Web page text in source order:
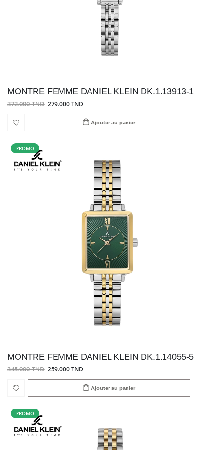
MONTRE FEMME DANIEL KLEIN DK.1.13913-1
372.000 TND 279.000 TND
Ajouter au panier
PROMO
MONTRE FEMME DANIEL KLEIN DK.1.14055-5
345.000 TND 259.000 TND
Ajouter au panier
PROMO